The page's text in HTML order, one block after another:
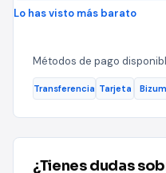
Lo has visto más barato
Métodos de pago
Transferencia Tarjeta Bizum
¿Tienes dudas